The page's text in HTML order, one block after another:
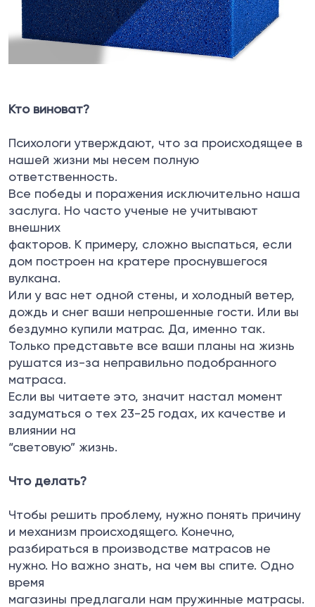
Кто виноват?
Психологи утверждают, что за происходящее в
нашей жизни мы несем полную
ответственность.
Все победы и поражения исключительно наша
заслуга. Но часто ученые не учитывают
внешних
факторов. К примеру, сложно выспаться, если
дом построен на кратере проснувшегося
вулкана.
Или у вас нет одной стены, и холодный ветер,
дождь и снег ваши непрошенные гости. Или вы
бездумно купили матрас. Да, именно так.
Только представьте все ваши планы на жизнь
рушатся из-за неправильно подобранного
матраса.
Если вы читаете это, значит настал момент
задуматься о тех 23-25 годах, их качестве и
влиянии на
“световую” жизнь.
Что делать?
Чтобы решить проблему, нужно понять причину
и механизм происходящего. Конечно,
разбираться в производстве матрасов не
нужно. Но важно знать, на чем вы спите. Одно
время
магазины предлагали нам пружинные матрасы.